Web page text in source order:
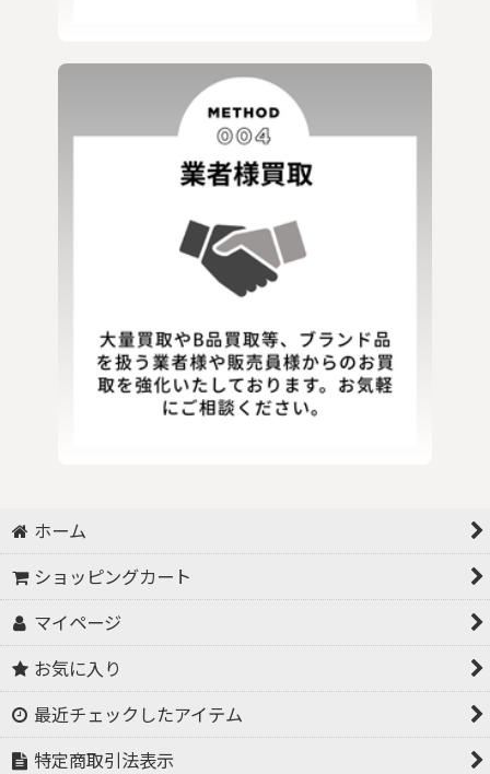
ホーム
ショッピングカート
マイページ
お気に入り
最近チェックしたアイテム
特定商取引法表示